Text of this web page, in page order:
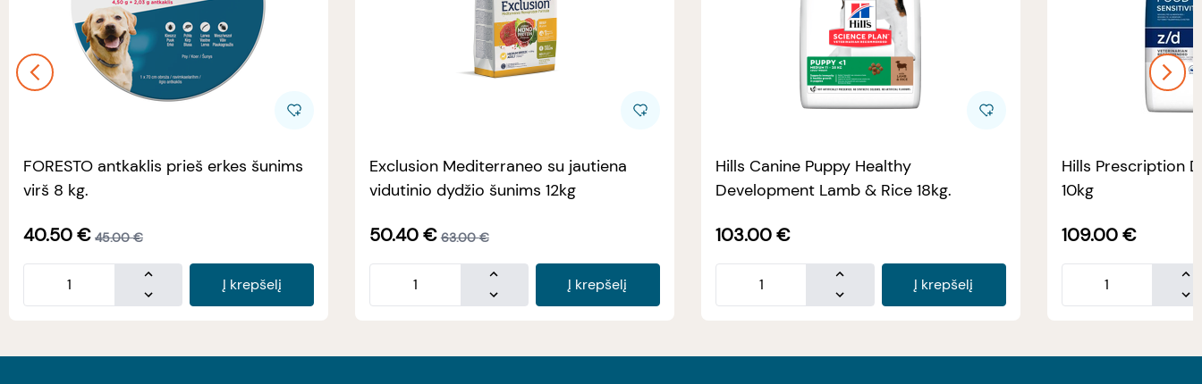
FORESTO antkaklis prieš erkes šunims
virš 8 kg.
40.50€ 45.00 €
Į krepšelį
Exclusion Mediterraneo su jautiena
vidutinio dydžio šunims 12kg
50.40€ 63.00 €
Į krepšelį
Hills Canine Puppy Healthy
Development Lamb & Rice 18kg.
103.00 €
Į krepšelį
Hills Prescription
10kg
109.00 €